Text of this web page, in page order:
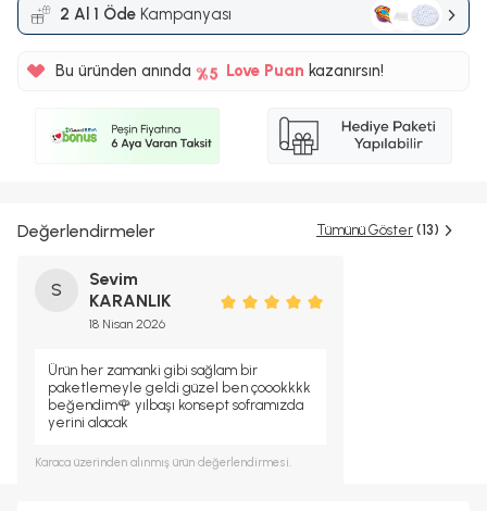
2 Al 1 Öde Kampanyası
Bu üründen anında
%5
%5 Love Puankazanırsın!
Değerlendirmeler Tümünü Göster (13)
S
Sevim
KARANLIK
18 Nisan 2026
Ürün her zamanki gibi sağlam bir
paketlemeyle geldi güzel ben çoookkkk
beğendim🌹 yılbaşı konsept soframızda
yerini alacak
Karaca üzerinden alınmış ürün değerlendirmesi.